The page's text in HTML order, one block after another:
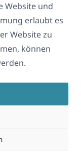
Website und
erlaubt es
Website zu
können
(öffnet
in
Fenster)